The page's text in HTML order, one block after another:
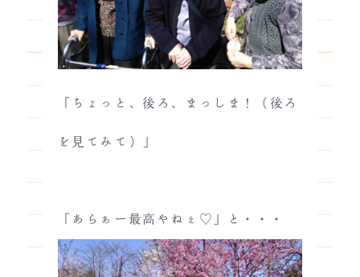
「ちょっと、後ろ、まっしま！（後ろ
を見てみて）」
「あらぁー最高やねぇ♡」と・・・